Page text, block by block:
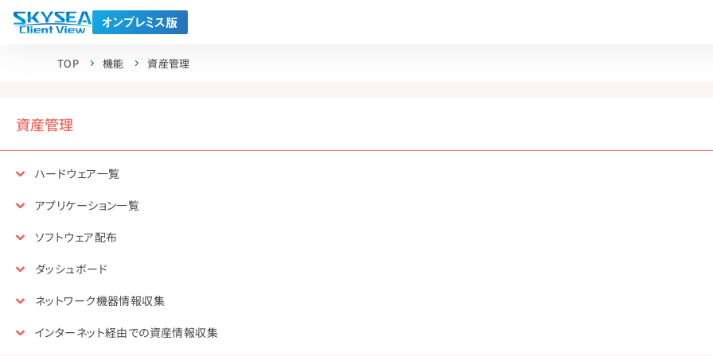
TOP 機能 資産管理
資産管理
ハードウェア一覧
アプリケーション一覧
ソフトウェア配布
ダッシュボード
ネットワーク機器情報収集
インターネット経由での資産情報収集